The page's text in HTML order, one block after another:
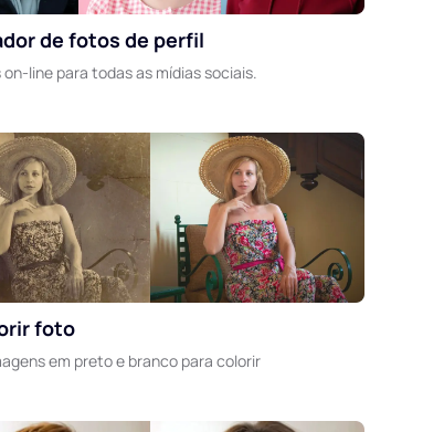
de fotos de perfil
on-line para todas as mídias sociais.
foto
em preto e branco para colorir